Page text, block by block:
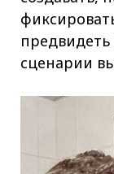
сценарии